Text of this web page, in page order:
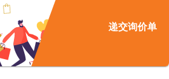
递交询价单